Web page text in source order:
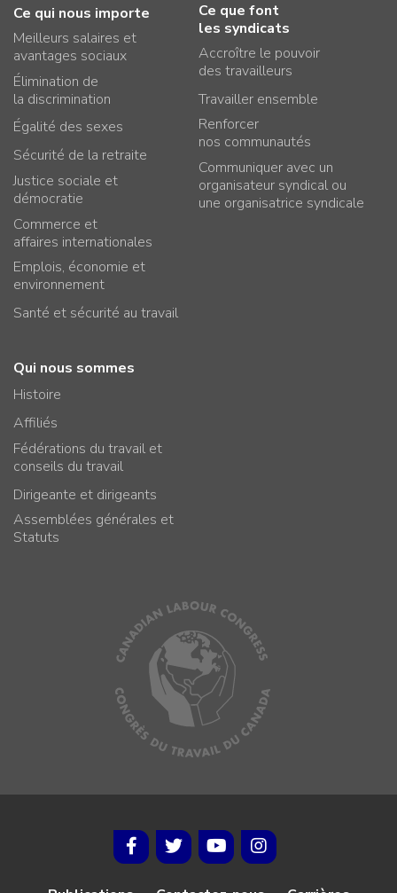
Ce qui nous importe
Meilleurs salaires et
avantages sociaux
Élimination de
la discrimination
Égalité des sexes
Sécurité de la retraite
Justice sociale et
démocratie
Commerce et
affaires internationales
Emplois, économie et
environnement
Santé et sécurité au travail
Ce que font
les syndicats
Accroître le pouvoir
des travailleurs
Travailler ensemble
Renforcer
nos communautés
Communiquer avec un
organisateur syndical ou
une organisatrice syndicale
Qui nous sommes
Histoire
Affiliés
Fédérations du travail et
conseils du travail
Dirigeante et dirigeants
Assemblées générales et
Statuts